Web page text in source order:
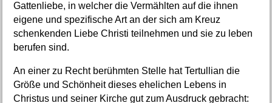
Gattenliebe, in welcher die Vermählten auf die ihnen
eigene und spezifische Art an der sich am Kreuz
schenkenden Liebe Christi teilnehmen und sie zu leben
berufen sind.
An einer zu Recht berühmten Stelle hat Tertullian die
Größe und Schönheit dieses ehelichen Lebens in
Christus und seiner Kirche gut zum Ausdruck gebracht: